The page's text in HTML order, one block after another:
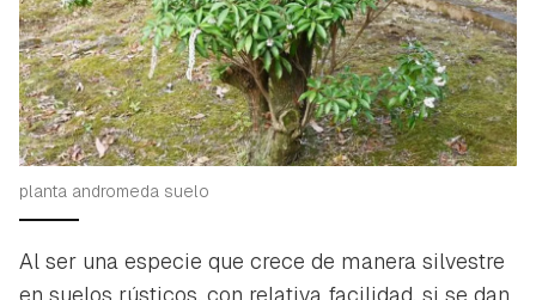
planta andromeda suelo
Al ser una especie que crece de manera silvestre
en suelos rústicos, con relativa facilidad, si se dan